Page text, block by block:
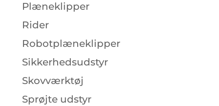
Plæneklipper
Rider
Robotplæneklipper
Sikkerhedsudstyr
Skovværktøj
Sprøjte udstyr